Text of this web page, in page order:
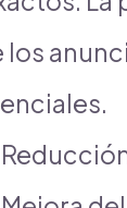
los